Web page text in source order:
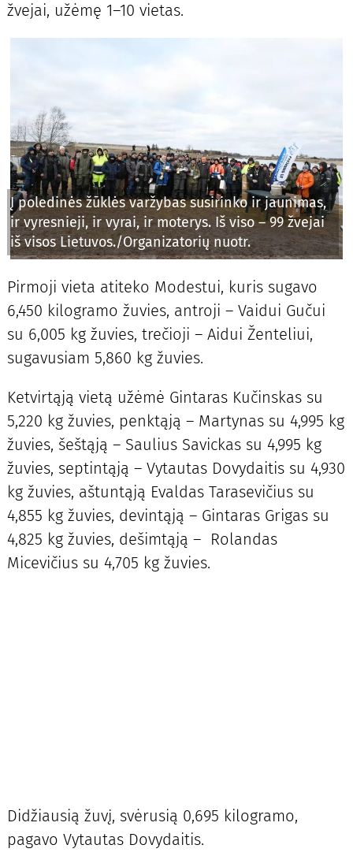
žvejai, užėmę 1–10 vietas.
Į poledinės žūklės varžybas susirinko ir jaunimas,
ir vyresnieji, ir vyrai, ir moterys. Iš viso – 99 žvejai
iš visos Lietuvos./Organizatorių nuotr.
Pirmoji vieta atiteko Modestui, kuris sugavo
6,450 kilogramo žuvies, antroji – Vaidui Gučui
su 6,005 kg žuvies, trečioji – Aidui Ženteliui,
sugavusiam 5,860 kg žuvies.
Ketvirtąją vietą užėmė Gintaras Kučinskas su
5,220 kg žuvies, penktąją – Martynas su 4,995 kg
žuvies, šeštąją – Saulius Savickas su 4,995 kg
žuvies, septintąją – Vytautas Dovydaitis su 4,930
kg žuvies, aštuntąją Evaldas Tarasevičius su
4,855 kg žuvies, devintąją – Gintaras Grigas su
4,825 kg žuvies, dešimtąją – Rolandas
Micevičius su 4,705 kg žuvies.
Didžiausią žuvį, svėrusią 0,695 kilogramo,
pagavo Vytautas Dovydaitis.